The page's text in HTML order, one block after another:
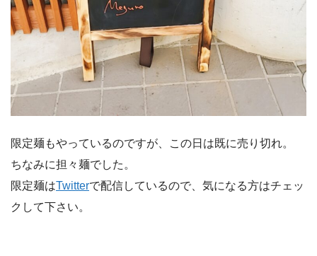
限定麺もやっているのですが、この日は既に売り切れ。
ちなみに担々麺でした。
限定麺はTwitterで配信しているので、気になる方はチェッ
クして下さい。